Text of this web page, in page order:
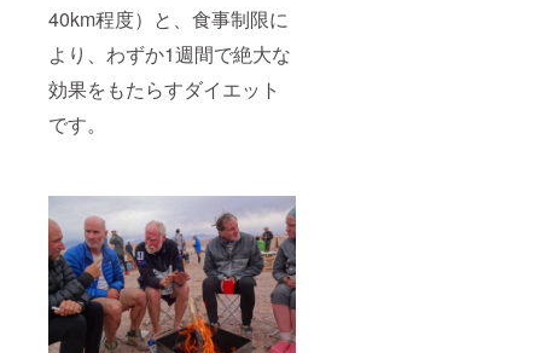
40km程度）と、食事制限に
より、わずか1週間で絶大な
効果をもたらすダイエット
です。